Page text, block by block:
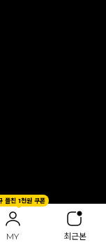
플친 1천원 쿠폰
MY 최근본